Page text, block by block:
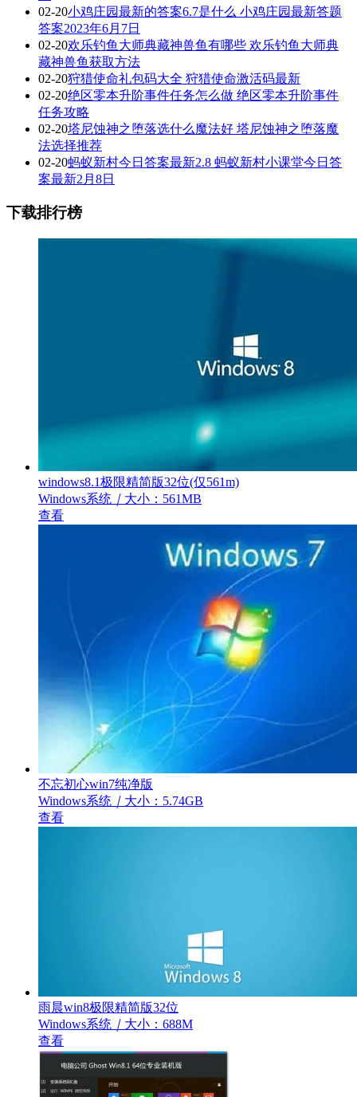
02-20小鸡庄园最新的答案6.7是什么 小鸡庄园最新答题
答案2023年6月7日
02-20欢乐钓鱼大师典藏神兽鱼有哪些 欢乐钓鱼大师典
藏神兽鱼获取方法
02-20狩猎使命礼包码大全 狩猎使命激活码最新
02-20绝区零本升阶事件任务怎么做 绝区零本升阶事件
任务攻略
02-20塔尼蚀神之堕落选什么魔法好 塔尼蚀神之堕落魔
法选择推荐
02-20蚂蚁新村今日答案最新2.8 蚂蚁新村小课堂今日答
案最新2月8日
下载排行榜
windows8.1极限精简版32位(仅561m)
Windows系统 ｜ 大小：561MB
查看
不忘初心win7纯净版
Windows系统 ｜ 大小：5.74GB
查看
雨晨win8极限精简版32位
Windows系统 ｜ 大小：688M
查看